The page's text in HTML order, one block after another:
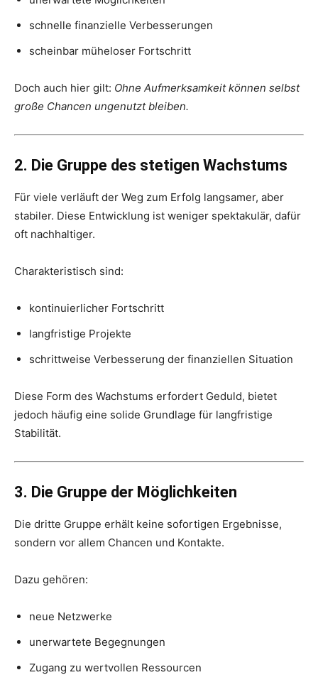
schnelle finanzielle Verbesserungen
scheinbar müheloser Fortschritt
Doch auch hier gilt: Ohne Aufmerksamkeit können selbst
große Chancen ungenutzt bleiben.
2. Die Gruppe des stetigen Wachstums
Für viele verläuft der Weg zum Erfolg langsamer, aber
stabiler. Diese Entwicklung ist weniger spektakulär, dafür
oft nachhaltiger.
Charakteristisch sind:
kontinuierlicher Fortschritt
langfristige Projekte
schrittweise Verbesserung der finanziellen Situation
Diese Form des Wachstums erfordert Geduld, bietet
jedoch häufig eine solide Grundlage für langfristige
Stabilität.
3. Die Gruppe der Möglichkeiten
Die dritte Gruppe erhält keine sofortigen Ergebnisse,
sondern vor allem Chancen und Kontakte.
Dazu gehören:
neue Netzwerke
unerwartete Begegnungen
Zugang zu wertvollen Ressourcen